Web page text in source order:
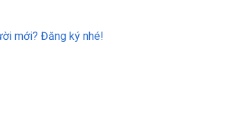
mới? Đăng ký nhé!